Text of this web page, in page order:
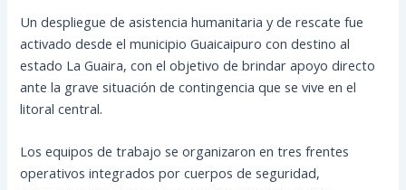
Un despliegue de asistencia humanitaria y de rescate fue
activado desde el municipio Guaicaipuro con destino al
estado La Guaira, con el objetivo de brindar apoyo directo
ante la grave situación de contingencia que se vive en el
litoral central.
Los equipos de trabajo se organizaron en tres frentes
operativos integrados por cuerpos de seguridad,